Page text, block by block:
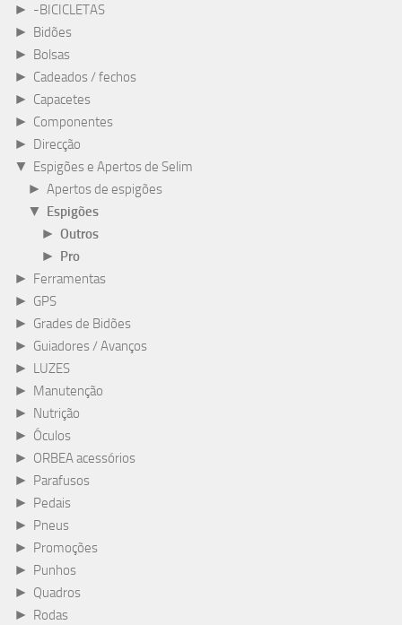
► -BICICLETAS
► Bidões
► Bolsas
► Cadeados / fechos
► Capacetes
► Componentes
► Direcção
▼ Espigões e Apertos de Selim
► Apertos de espigões
▼ Espigões
► Outros
► Pro
► Ferramentas
► GPS
► Grades de Bidões
► Guiadores / Avanços
► LUZES
► Manutenção
► Nutrição
► Óculos
► ORBEA acessórios
► Parafusos
► Pedais
► Pneus
► Promoções
► Punhos
► Quadros
► Rodas